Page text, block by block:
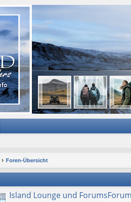
Foren-Übersicht
Island Lounge und ForumsForum